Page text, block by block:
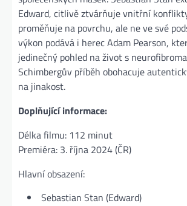
Edward, citlivě ztvárňuje vnitřní
proměňuje na povrchu, ale ne ve své
výkon podává i herec Adam Pearson,
jedinečný pohled na život s
Schimbergův příběh obohacuje
na jinakost.
Doplňující informace:
Délka filmu: 112 minut
Premiéra: 3. října 2024 (ČR)
Hlavní obsazení:
Sebastian Stan (Edward)